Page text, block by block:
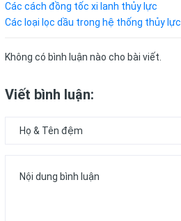
Các cách đồng tốc xi lanh thủy lực
Các loại lọc dầu trong hệ thống thủy lực
Không có bình luận nào cho bài viết.
Viết bình luận: